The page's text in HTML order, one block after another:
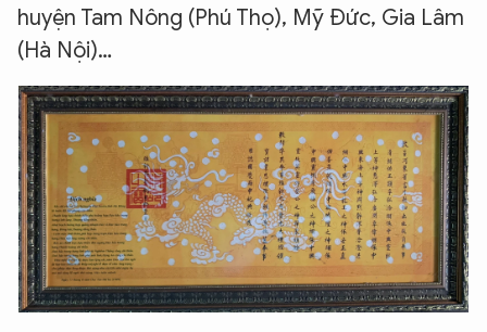
huyện Tam Nông (Phú Thọ), Mỹ Đức, Gia Lâm
(Hà Nội)…